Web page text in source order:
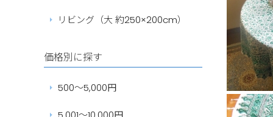
リビング（大 約250×200cm）
価格別に探す
500～5,000円